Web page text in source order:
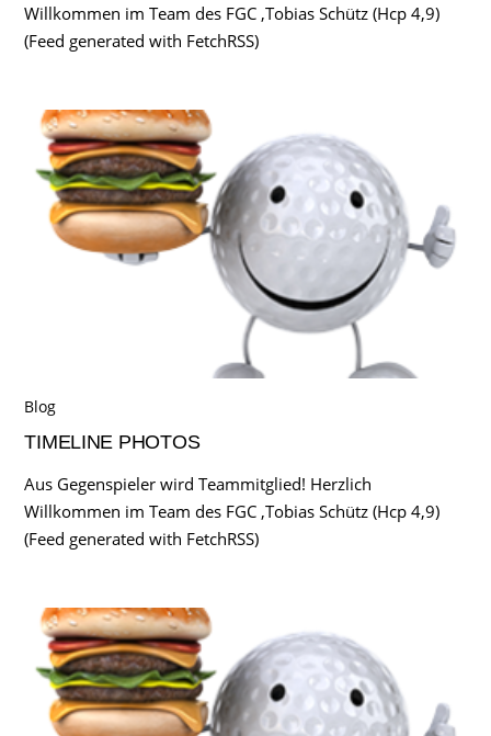
Willkommen im Team des FGC ,Tobias Schütz (Hcp 4,9)
(Feed generated with FetchRSS)
Blog
TIMELINE PHOTOS
Aus Gegenspieler wird Teammitglied! Herzlich
Willkommen im Team des FGC ,Tobias Schütz (Hcp 4,9)
(Feed generated with FetchRSS)